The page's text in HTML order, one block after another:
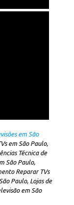
em São
em São Paulo,
Técnica de
São Paulo,
Reparar TVs
Paulo, Lojas de
em São